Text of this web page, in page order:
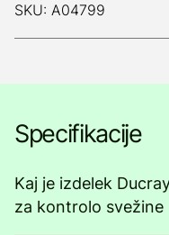
SKU: A04799
Specifikacije
Kaj je izdelek
za kontrolo svežine